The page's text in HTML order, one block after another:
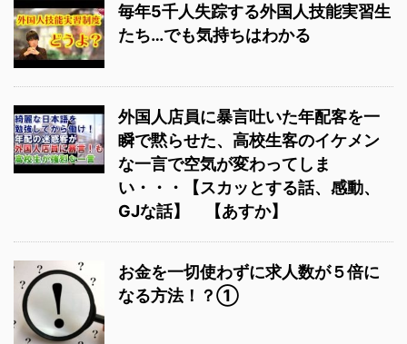
毎年5千人失踪する外国人技能実習生
たち…でも気持ちはわかる
外国人店員に暴言吐いた年配客を一
瞬で黙らせた、高校生客のイケメン
な一言で空気が変わってしま
い・・・【スカッとする話、感動、
GJな話】 【あすか】
お金を一切使わずに求人数が５倍に
なる方法！？①